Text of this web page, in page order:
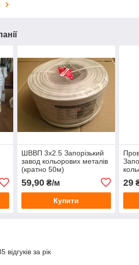
ШВВП 3х2.5 Запорізький
завод кольорових металів
(кратно 50м)
59,90₴/м
Купити
29
за рік